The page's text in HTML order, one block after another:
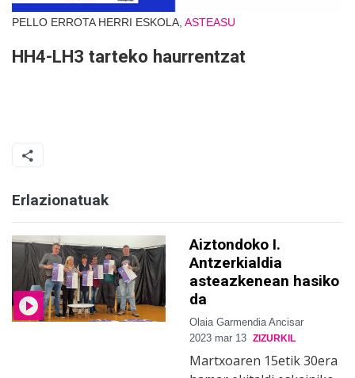
PELLO ERROTA HERRI ESKOLA, ASTEASU
HH4-LH3 tarteko haurrentzat
Erlazionatuak
Aiztondoko I.
Antzerkialdia
asteazkenean hasiko
da
Olaia Garmendia Ancisar
2023 mar 13 ZIZURKIL
Martxoaren 15etik 30era